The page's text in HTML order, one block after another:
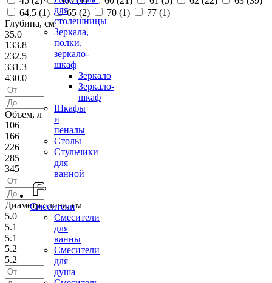
для
столешницы
Зеркала,
полки,
зеркало-
шкаф
Зеркало
Зеркало-
шкаф
Шкафы
и
пеналы
Столы
Стульчики
для
ванной
Смесители
Смесители
для
ванны
Смесители
для
душа
64,5 (1) 65 (2) 70 (1) 77 (1)
Глубина, см
35.0
133.8
232.5
331.3
430.0
Объем, л
106
166
226
285
345
Диаметр слива, см
5.0
5.1
5.1
5.2
5.2